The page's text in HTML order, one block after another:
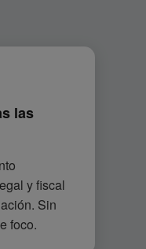
las
y fiscal
Sin
foco.